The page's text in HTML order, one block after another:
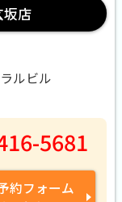
坂店
ルビル
5681
約フォーム